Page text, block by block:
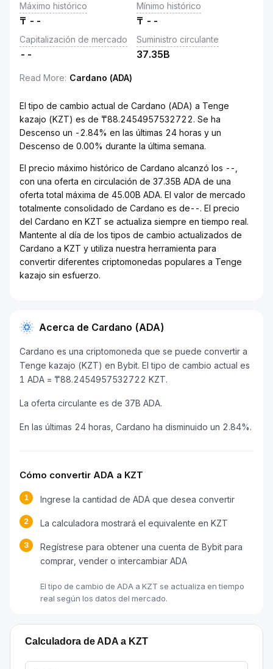
Máximo histórico
₸ --
Mínimo histórico
₸ --
Capitalización de mercado
--
Suministro circulante
37.35B
Read More: Cardano (ADA)
El tipo de cambio actual de Cardano (ADA) a Tenge
kazajo (KZT) es de ₸88.2454957532722. Se ha
Descenso un -2.84% en las últimas 24 horas y un
Descenso de 0.00% durante la última semana.
El precio máximo histórico de Cardano alcanzó los --,
con una oferta en circulación de 37.35B ADA de una
oferta total máxima de 45.00B ADA. El valor de mercado
totalmente consolidado de Cardano es de--. El precio
del Cardano en KZT se actualiza siempre en tiempo real.
Mantente al día de los tipos de cambio actualizados de
Cardano a KZT y utiliza nuestra herramienta para
convertir diferentes criptomonedas populares a Tenge
kazajo sin esfuerzo.
Acerca de Cardano (ADA)
Cardano es una criptomoneda que se puede convertir a
Tenge kazajo (KZT) en Bybit. El tipo de cambio actual es
1 ADA = ₸88.2454957532722 KZT.
La oferta circulante es de 37B ADA.
En las últimas 24 horas, Cardano ha disminuido un 2.84%.
Cómo convertir ADA a KZT
1 Ingrese la cantidad de ADA que desea convertir
2 La calculadora mostrará el equivalente en KZT
3
Regístrese para obtener una cuenta de Bybit para
comprar, vender o intercambiar ADA
El tipo de cambio de ADA a KZT se actualiza en tiempo
real según los datos del mercado.
Calculadora de ADA a KZT